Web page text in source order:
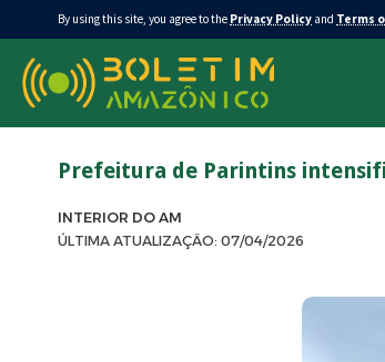
By using this site, you agree to the Privacy Policy and Terms
Prefeitura de Parintins
ÚLTIMA ATUALIZAÇÃO: 07/04/2026
INTERIOR DO AM